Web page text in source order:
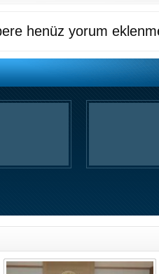
henüz yorum